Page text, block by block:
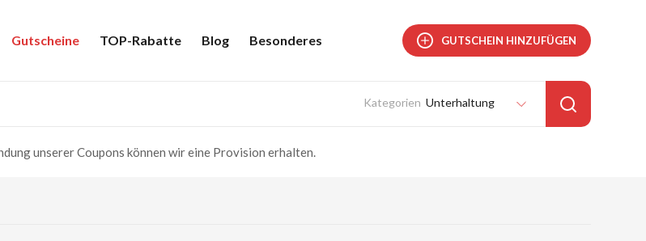
Gutscheine TOP-Rabatte Blog Besonderes GUTSCHEIN HINZUFÜGEN
Unterhaltung
unserer Coupons können wir eine Provision erhalten.